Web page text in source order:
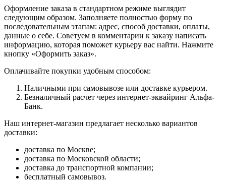
Оформление заказа в стандартном режиме выглядит
следующим образом. Заполняете полностью форму по
последовательным этапам: адрес, способ доставки, оплаты,
данные о себе. Советуем в комментарии к заказу написать
информацию, которая поможет курьеру вас найти. Нажмите
кнопку «Оформить заказ».
Оплачивайте покупки удобным способом:
Наличными при самовывозе или доставке курьером.
Безналичный расчет через интернет-эквайринг Альфа-
Банк.
Наш интернет-магазин предлагает несколько вариантов
доставки:
доставка по Москве;
доставка по Московской области;
доставка до транспортной компании;
бесплатный самовывоз.